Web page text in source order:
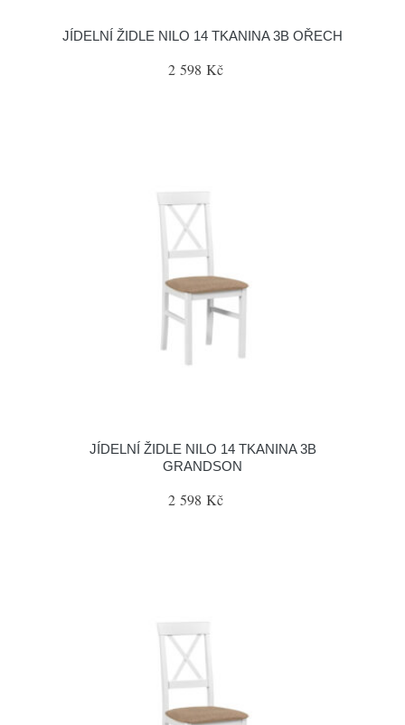
JÍDELNÍ ŽIDLE NILO 14 TKANINA 3B OŘECH
2 598 Kč
JÍDELNÍ ŽIDLE NILO 14 TKANINA 3B
GRANDSON
2 598 Kč